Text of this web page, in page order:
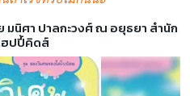
มนิศา ปาลกะวงศ์ ณ อยุธยา สำนัก
ปปี้คิดส์